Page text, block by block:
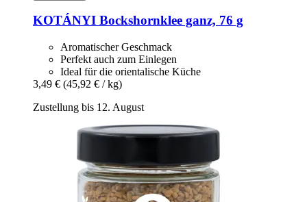
KOTÁNYI Bockshornklee ganz, 76 g
Aromatischer Geschmack
Perfekt auch zum Einlegen
Ideal für die orientalische Küche
3,49 € (45,92 € / kg)
Zustellung bis 12. August